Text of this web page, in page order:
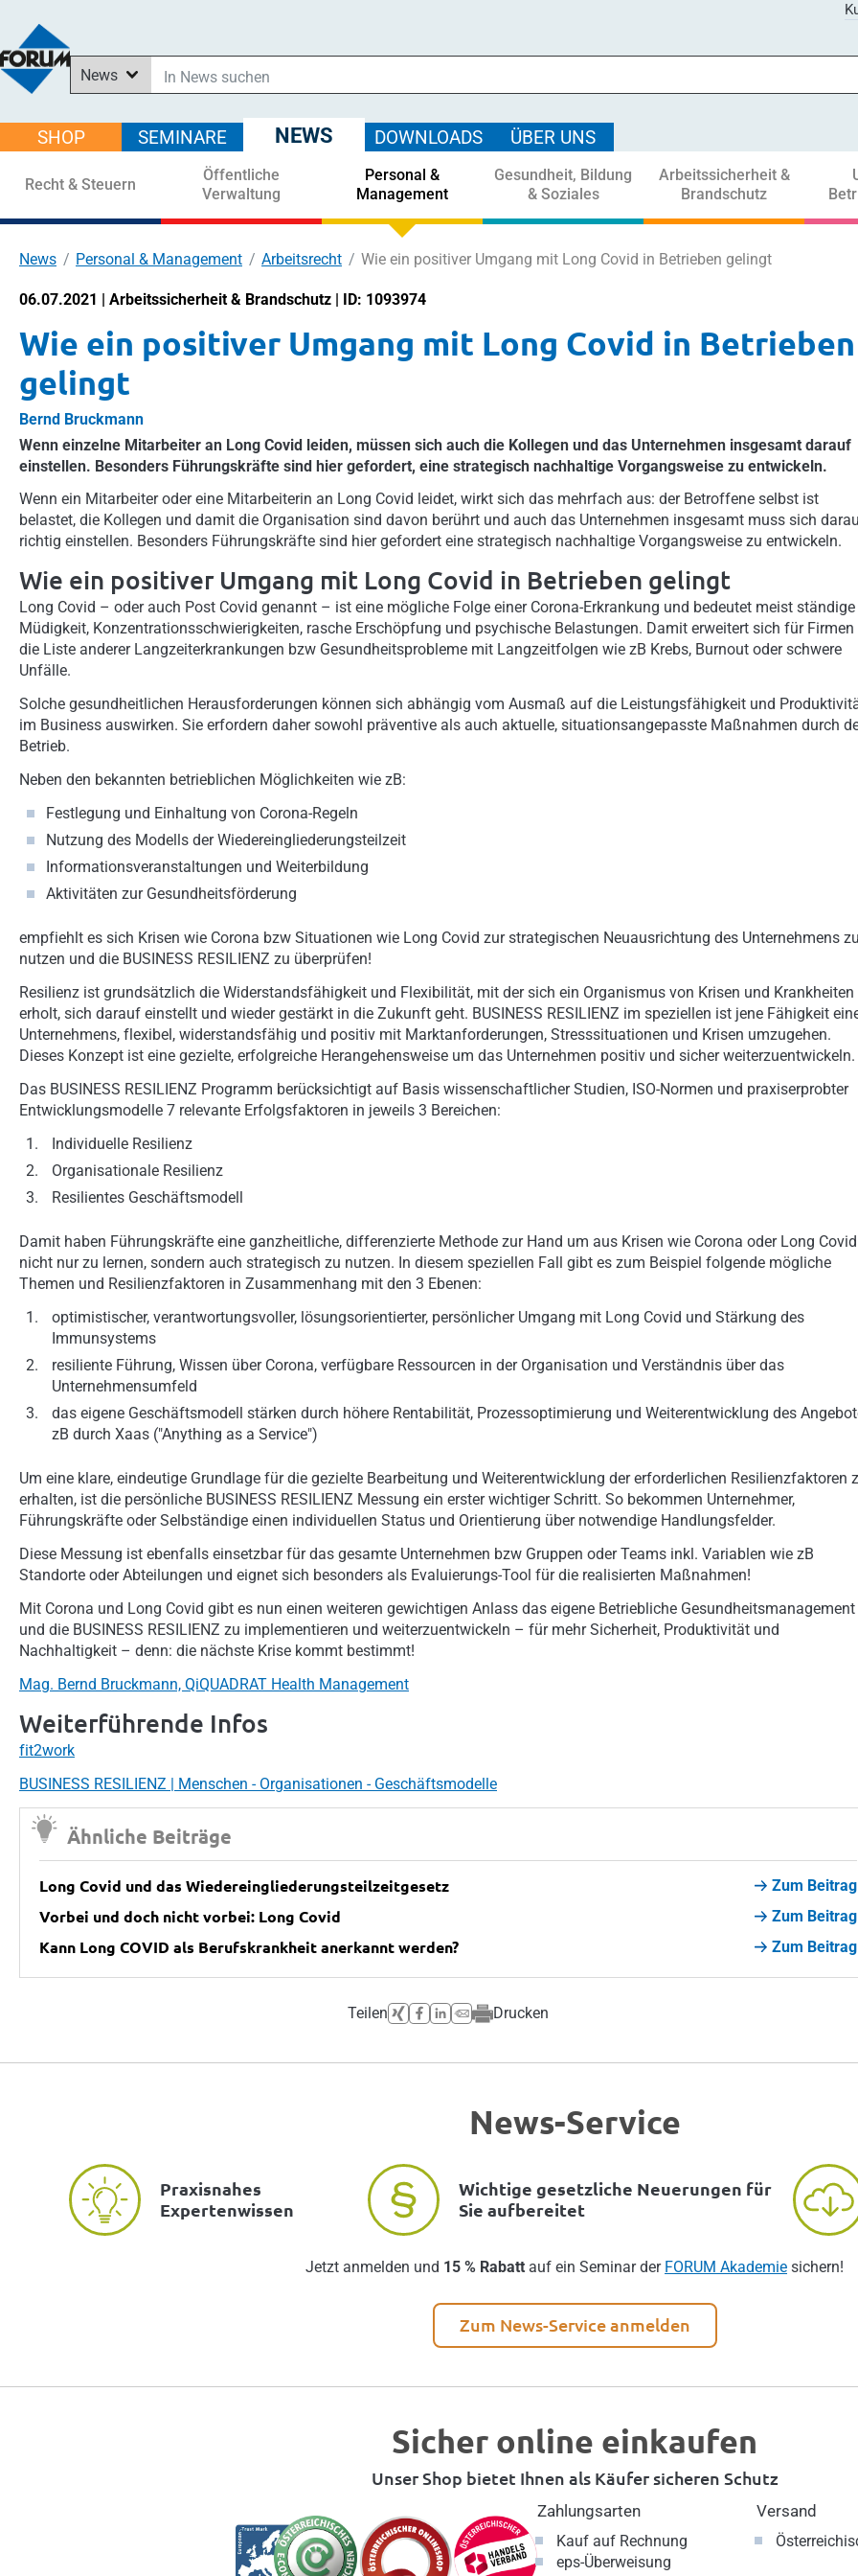
News
In Downloads suchen
Im Shop suchen
In Seminaren suchen
SHOP SEMINARE NEWS DOWNLOADS ÜBER UNS
Recht & Steuern
Öffentliche
Verwaltung
Personal &
Management
Gesundheit, Bildung
& Soziales
Arbeitssicherheit &
Brandschutz
News Personal & Management Arbeitsrecht Wie ein positiver Umgang mit Long Covid in Betrieben gelingt
06.07.2021 | Arbeitssicherheit & Brandschutz | ID: 1093974
Wie ein positiver Umgang mit Long Covid in Betrieben
gelingt
Bernd Bruckmann
Wenn einzelne Mitarbeiter an Long Covid leiden, müssen sich auch die Kollegen und das Unternehmen insgesamt darauf
einstellen. Besonders Führungskräfte sind hier gefordert, eine strategisch nachhaltige Vorgangsweise zu entwickeln.
Wenn ein Mitarbeiter oder eine Mitarbeiterin an Long Covid leidet, wirkt sich das mehrfach aus: der Betroffene selbst ist
belastet, die Kollegen und damit die Organisation sind davon berührt und auch das Unternehmen insgesamt muss sich
richtig einstellen. Besonders Führungskräfte sind hier gefordert eine strategisch nachhaltige Vorgangsweise zu entwickeln.
Wie ein positiver Umgang mit Long Covid in Betrieben gelingt
Long Covid – oder auch Post Covid genannt – ist eine mögliche Folge einer Corona-Erkrankung und bedeutet meist ständige
Müdigkeit, Konzentrationsschwierigkeiten, rasche Erschöpfung und psychische Belastungen. Damit erweitert sich für Firmen
die Liste anderer Langzeiterkrankungen bzw Gesundheitsprobleme mit Langzeitfolgen wie zB Krebs, Burnout oder schwere
Unfälle.
Solche gesundheitlichen Herausforderungen können sich abhängig vom Ausmaß auf die Leistungsfähigkeit und
im Business auswirken. Sie erfordern daher sowohl präventive als auch aktuelle, situationsangepasste Maßnahmen durch
Betrieb.
Neben den bekannten betrieblichen Möglichkeiten wie zB:
Festlegung und Einhaltung von Corona-Regeln
Nutzung des Modells der Wiedereingliederungsteilzeit
Informationsveranstaltungen und Weiterbildung
Aktivitäten zur Gesundheitsförderung
empfiehlt es sich Krisen wie Corona bzw Situationen wie Long Covid zur strategischen Neuausrichtung des Unternehmens
nutzen und die BUSINESS RESILIENZ zu überprüfen!
Resilienz ist grundsätzlich die Widerstandsfähigkeit und Flexibilität, mit der sich ein Organismus von Krisen und Krankheiten
erholt, sich darauf einstellt und wieder gestärkt in die Zukunft geht. BUSINESS RESILIENZ im speziellen ist jene Fähigkeit
Unternehmens, flexibel, widerstandsfähig und positiv mit Marktanforderungen, Stresssituationen und Krisen umzugehen.
Dieses Konzept ist eine gezielte, erfolgreiche Herangehensweise um das Unternehmen positiv und sicher weiterzuentwickeln.
Das BUSINESS RESILIENZ Programm berücksichtigt auf Basis wissenschaftlicher Studien, ISO-Normen und praxiserprobter
Entwicklungsmodelle 7 relevante Erfolgsfaktoren in jeweils 3 Bereichen:
Individuelle Resilienz
Organisationale Resilienz
Resilientes Geschäftsmodell
Damit haben Führungskräfte eine ganzheitliche, differenzierte Methode zur Hand um aus Krisen wie Corona oder Long Covid
nicht nur zu lernen, sondern auch strategisch zu nutzen. In diesem speziellen Fall gibt es zum Beispiel folgende mögliche
Themen und Resilienzfaktoren in Zusammenhang mit den 3 Ebenen:
optimistischer, verantwortungsvoller, lösungsorientierter, persönlicher Umgang mit Long Covid und Stärkung des
Immunsystems
resiliente Führung, Wissen über Corona, verfügbare Ressourcen in der Organisation und Verständnis über das
Unternehmensumfeld
das eigene Geschäftsmodell stärken durch höhere Rentabilität, Prozessoptimierung und Weiterentwicklung des
zB durch Xaas ("Anything as a Service")
Um eine klare, eindeutige Grundlage für die gezielte Bearbeitung und Weiterentwicklung der erforderlichen Resilienzfaktoren
erhalten, ist die persönliche BUSINESS RESILIENZ Messung ein erster wichtiger Schritt. So bekommen Unternehmer,
Führungskräfte oder Selbständige einen individuellen Status und Orientierung über notwendige Handlungsfelder.
Diese Messung ist ebenfalls einsetzbar für das gesamte Unternehmen bzw Gruppen oder Teams inkl. Variablen wie zB
Standorte oder Abteilungen und eignet sich besonders als Evaluierungs-Tool für die realisierten Maßnahmen!
Mit Corona und Long Covid gibt es nun einen weiteren gewichtigen Anlass das eigene Betriebliche Gesundheitsmanagement
und die BUSINESS RESILIENZ zu implementieren und weiterzuentwickeln – für mehr Sicherheit, Produktivität und
Nachhaltigkeit – denn: die nächste Krise kommt bestimmt!
Mag. Bernd Bruckmann, QiQUADRAT Health Management
Weiterführende Infos
fit2work
BUSINESS RESILIENZ | Menschen - Organisationen - Geschäftsmodelle
Ähnliche Beiträge
Long Covid und das Wiedereingliederungsteilzeitgesetz Zum Beitrag
Vorbei und doch nicht vorbei: Long Covid Zum Beitrag
Kann Long COVID als Berufskrankheit anerkannt werden? Zum Beitrag
Teilen Drucken
News-Service
Praxisnahes
Expertenwissen
Wichtige gesetzliche Neuerungen für
Sie aufbereitet
Jetzt anmelden und 15 % Rabatt auf ein Seminar der FORUM Akademie sichern!
Zum News-Service anmelden
Sicher online einkaufen
Unser Shop bietet Ihnen als Käufer sicheren Schutz
Zahlungsarten
Kauf auf Rechnung
eps-Überweisung
Versand